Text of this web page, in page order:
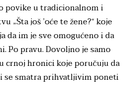
povike u tradicionalnom i
„Šta još ’oće te žene?“ koje
da im je sve omogućeno i da
Po pravu. Dovoljno je samo
crnoj hronici koje poručuju da
se smatra prihvatljivim poneti